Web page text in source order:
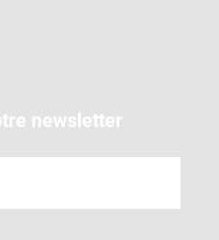
newsletter